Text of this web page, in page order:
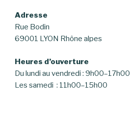
Adresse
Rue Bodin
69001 LYON Rhône alpes
Heures d’ouverture
Du lundi au vendredi : 9h00–17h00
Les samedi : 11h00–15h00